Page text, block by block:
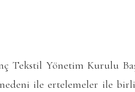
Tekstil Yönetim Kurulu
ile ertelemeler ile